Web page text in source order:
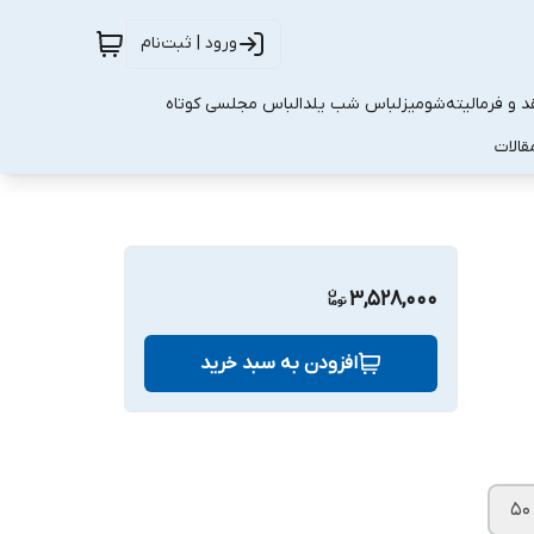
ورود | ثبت‌نام
و فرمالیتهشومیزلباس شب یلدالباس مجلسی کوتاه
۵۰
3,528,000
افزودن به سبد خرید